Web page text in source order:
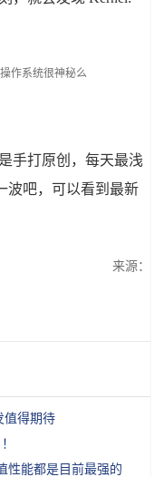
手打原创，每天最浅
波吧，可以看到最新
来源：
值得期待
性能都是目前最强的